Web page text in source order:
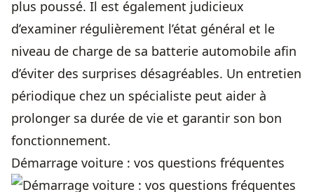
plus poussé. Il est également judicieux
d’examiner régulièrement l’état général et le
niveau de charge de sa batterie automobile afin
d’éviter des surprises désagréables. Un entretien
périodique chez un spécialiste peut aider à
prolonger sa durée de vie et garantir son bon
fonctionnement.
Démarrage voiture : vos questions fréquentes